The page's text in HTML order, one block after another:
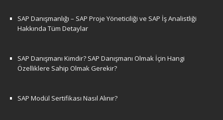
SAP Danışmanlığı – SAP Proje Yöneticiliği ve SAP İş Analistliği
Hakkında Tüm Detaylar
SAP Danışmanı Kimdir? SAP Danışmanı Olmak İçin Hangi
Özelliklere Sahip Olmak Gerekir?
SAP Modül Sertifikası Nasıl Alınır?